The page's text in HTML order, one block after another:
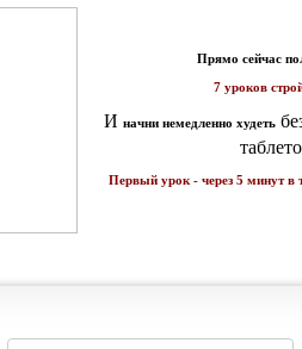
Еще рецепты
середине дня?